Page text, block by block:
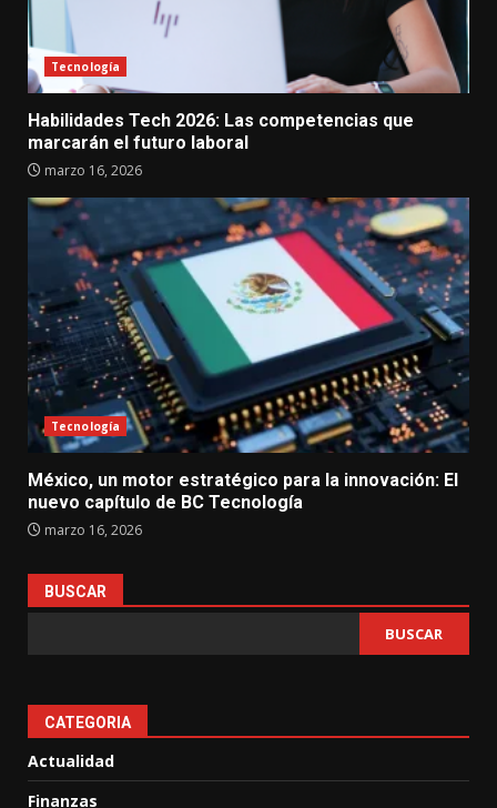
Tecnología
Habilidades Tech 2026: Las competencias que
marcarán el futuro laboral
marzo 16, 2026
Tecnología
México, un motor estratégico para la innovación: El
nuevo capítulo de BC Tecnología
marzo 16, 2026
BUSCAR
BUSCAR
CATEGORIA
Actualidad
Finanzas